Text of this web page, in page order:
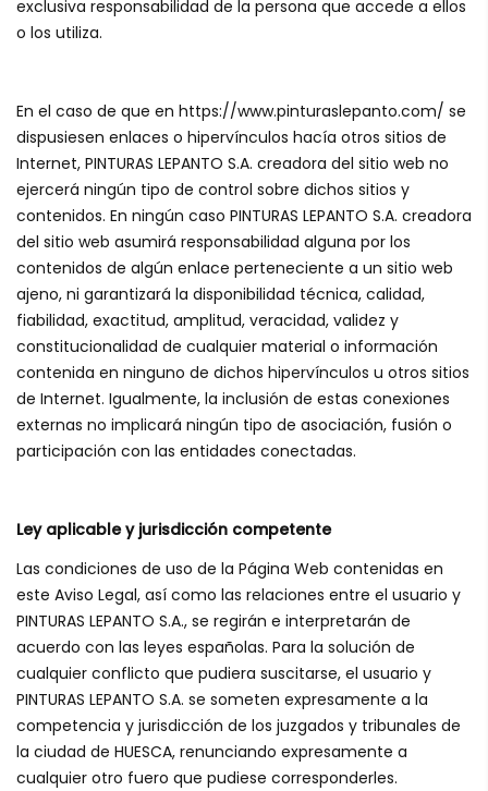
exclusiva responsabilidad de la persona que accede a ellos
o los utiliza.
En el caso de que en https://www.pinturaslepanto.com/ se
dispusiesen enlaces o hipervínculos hacía otros sitios de
Internet, PINTURAS LEPANTO S.A. creadora del sitio web no
ejercerá ningún tipo de control sobre dichos sitios y
contenidos. En ningún caso PINTURAS LEPANTO S.A. creadora
del sitio web asumirá responsabilidad alguna por los
contenidos de algún enlace perteneciente a un sitio web
ajeno, ni garantizará la disponibilidad técnica, calidad,
fiabilidad, exactitud, amplitud, veracidad, validez y
constitucionalidad de cualquier material o información
contenida en ninguno de dichos hipervínculos u otros sitios
de Internet. Igualmente, la inclusión de estas conexiones
externas no implicará ningún tipo de asociación, fusión o
participación con las entidades conectadas.
Ley aplicable y jurisdicción competente
Las condiciones de uso de la Página Web contenidas en
este Aviso Legal, así como las relaciones entre el usuario y
PINTURAS LEPANTO S.A., se regirán e interpretarán de
acuerdo con las leyes españolas. Para la solución de
cualquier conflicto que pudiera suscitarse, el usuario y
PINTURAS LEPANTO S.A. se someten expresamente a la
competencia y jurisdicción de los juzgados y tribunales de
la ciudad de HUESCA, renunciando expresamente a
cualquier otro fuero que pudiese corresponderles.